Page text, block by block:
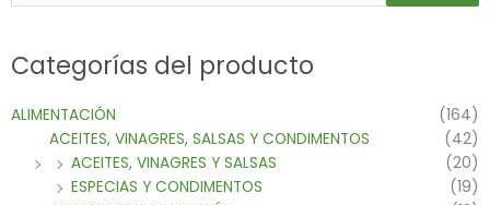
Categorías del producto
ALIMENTACIÓN
(164)
ACEITES, VINAGRES, SALSAS Y CONDIMENTOS
(42)
ACEITES, VINAGRES Y SALSAS
(20)
ESPECIAS Y CONDIMENTOS
(19)